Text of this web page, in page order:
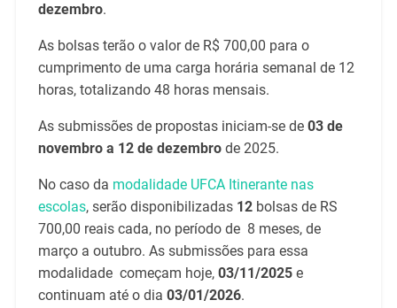
dezembro.
As bolsas terão o valor de R$ 700,00 para o
cumprimento de uma carga horária semanal de 12
horas, totalizando 48 horas mensais.
As submissões de propostas iniciam-se de 03 de
novembro a 12 de dezembrode 2025.
No caso da modalidade UFCA Itinerante nas
escolas, serão disponibilizadas 12bolsas de RS
700,00 reais cada, no período de 8 meses, de
março a outubro. As submissões para essa
modalidade começam hoje,03/11/2025e
continuam até o dia 03/01/2026.